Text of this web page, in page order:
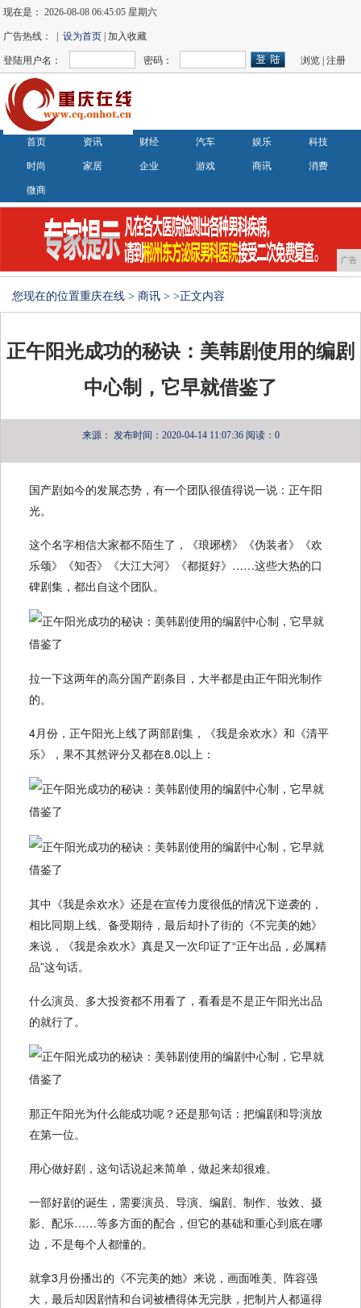
现在是：2026-08-08 06:45:06 星期六
广告热线： |设为首页 | 加入收藏
登陆用户名： 密码： 浏览 |注册
首页 资讯 财经 汽车 娱乐 科技
时尚 家居 企业 游戏 商讯 消费
微商
广告
您现在的位置重庆在线 > 商讯 > >正文内容
正午阳光成功的秘诀：美韩剧使用的编剧
中心制，它早就借鉴了
来源： 发布时间：2020-04-14 11:07:36 阅读：0
国产剧如今的发展态势，有一个团队很值得说一说：正午阳
光。
这个名字相信大家都不陌生了，《琅琊榜》《伪装者》《欢
乐颂》《知否》《大江大河》《都挺好》……这些大热的口
碑剧集，都出自这个团队。
拉一下这两年的高分国产剧条目，大半都是由正午阳光制作
的。
4月份，正午阳光上线了两部剧集，《我是余欢水》和《清平
乐》，果不其然评分又都在8.0以上：
其中《我是余欢水》还是在宣传力度很低的情况下逆袭的，
相比同期上线、备受期待，最后却扑了街的《不完美的她》
来说，《我是余欢水》真是又一次印证了“正午出品，必属精
品”这句话。
什么演员、多大投资都不用看了，看看是不是正午阳光出品
的就行了。
那正午阳光为什么能成功呢？还是那句话：把编剧和导演放
在第一位。
用心做好剧，这句话说起来简单，做起来却很难。
一部好剧的诞生，需要演员、导演、编剧、制作、妆效、摄
影、配乐……等多方面的配合，但它的基础和重心到底在哪
边，不是每个人都懂的。
就拿3月份播出的《不完美的她》来说，画面唯美、阵容强
大，最后却因剧情和台词被槽得体无完肤，把制片人都逼得